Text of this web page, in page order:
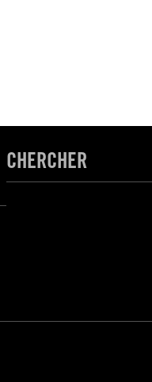
CHERCHER